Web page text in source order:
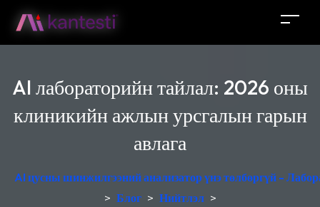
AI лабораторийн тайлал: 2026 оны
клиникийн ажлын урсгалын гарын
авлага
AI цусны шинжилгээний анализатор үнэ төлбөргүй -
> Блог > Нийтлэл >